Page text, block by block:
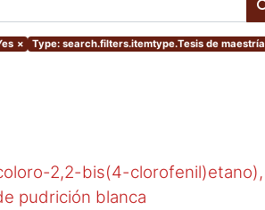
× Type: search.filters.itemtype.Tesis de maestría
2,2-bis(4-clorofenil)etano),
pudrición blanca